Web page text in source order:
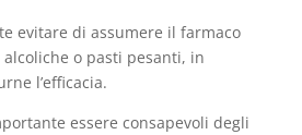
evitare di assumere il farmaco
o pasti pesanti, in
l’efficacia.
essere consapevoli degli